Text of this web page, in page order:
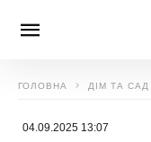
ГОЛОВНА ДІМ ТА САД
04.09.2025 13:07